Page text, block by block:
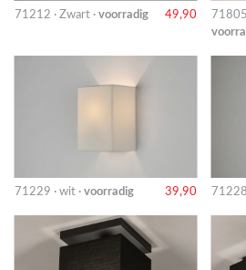
71212 · Zwart · voorradig 49,90
71805
71229 · wit · voorradig 39,90 71228